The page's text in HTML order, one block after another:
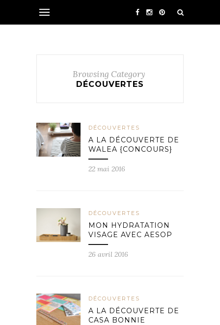
Browsing Category
DÉCOUVERTES
DÉCOUVERTES
A LA DÉCOUVERTE DE
WALEA {CONCOURS}
22 mai 2016
DÉCOUVERTES
MON HYDRATATION
VISAGE AVEC AESOP
26 avril 2016
DÉCOUVERTES
A LA DÉCOUVERTE DE
CASA BONNIE